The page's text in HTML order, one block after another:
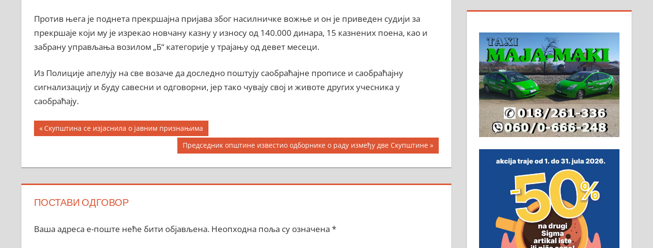
Против њега је поднета прекршајна пријава због насилничке вожње и он је приведен судији за
прекршаје који му је изрекао новчану казну у износу од 140.000 динара, 15 казнених поена, као и
забрану управљања возилом „Б“ категорије у трајању од девет месеци.
Из Полиције апелују на све возаче да доследно поштују саобраћајне прописе и саобраћајну
сигнализацију и буду савесни и одговорни, јер тако чувају свој и животе других учесника у
саобраћају.
Кретање
Previous
Post:
Скупштина се изјаснила о јавним признањима
Next
Post:
Председник општине известио одборнике о раду између две Скупштине
ПОСТАВИ ОДГОВОР
Ваша адреса е-поште неће бити објављена. Неопходна поља су означена *
На продају легализована, нова,
Зеленом виру у Алексинцу.
Могућа замена. 064/21-63-584
ПОСЛОВНИ ОГЛАСИ
Рудник и флотација Рудник
д.о.о. Рудник запошљава 20
помоћника рудара. Услови:
Основна школа, пожељно
сличним пословима, али не и
неопходан услов. Обезбеђен
смештај, превоз, исхрана.
032/57-41-122 – локал 22
Пружам услуге завршних
радова у грађевини,
хидроизолације и молерских
радова. 061/25-28-058